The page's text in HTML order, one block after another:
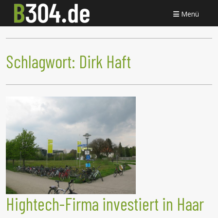
Menü
Schlagwort: Dirk Haft
Hightech-Firma investiert in Haar